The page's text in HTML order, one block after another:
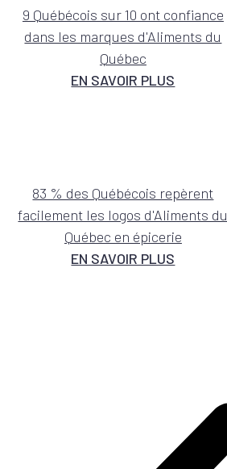
9 Québécois sur 10 ont confiance
dans les marques d'Aliments du
Québec
EN SAVOIR PLUS
83 % des Québécois repèrent
facilement les logos d'Aliments du
Québec en épicerie
EN SAVOIR PLUS